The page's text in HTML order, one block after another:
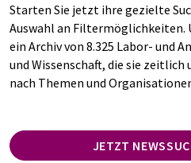
Starten Sie jetzt ihre gezielte
Auswahl an Filtermöglichkeiten.
ein Archiv von 8.325 Labor- und
und Wissenschaft, die sie
nach Themen und
JETZT